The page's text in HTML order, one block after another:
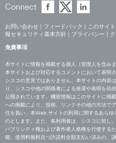
Connect
お問い合わせ フィードバック このサイ
報セキュリティ基本方針
プライバシー
免責事項
本サイトに情報を掲載する個人（管理人を含み
本サイトおよび対応するコメントにおいて表明
シスコの意見ではありません。本サイトの内容
り、シスコや他の関係者による推奨や表明を目
公開されています。機密情報はこのサイトに掲
への掲載により、投稿、リンクその他の方法で
任を負い、本Web サイトの利用に関するあら
のとします。また、各利用者は、シスコに対し
パブリシティ権および著作者人格権を行使する
能、使用料無料且つ許諾料全額支払い済みの、